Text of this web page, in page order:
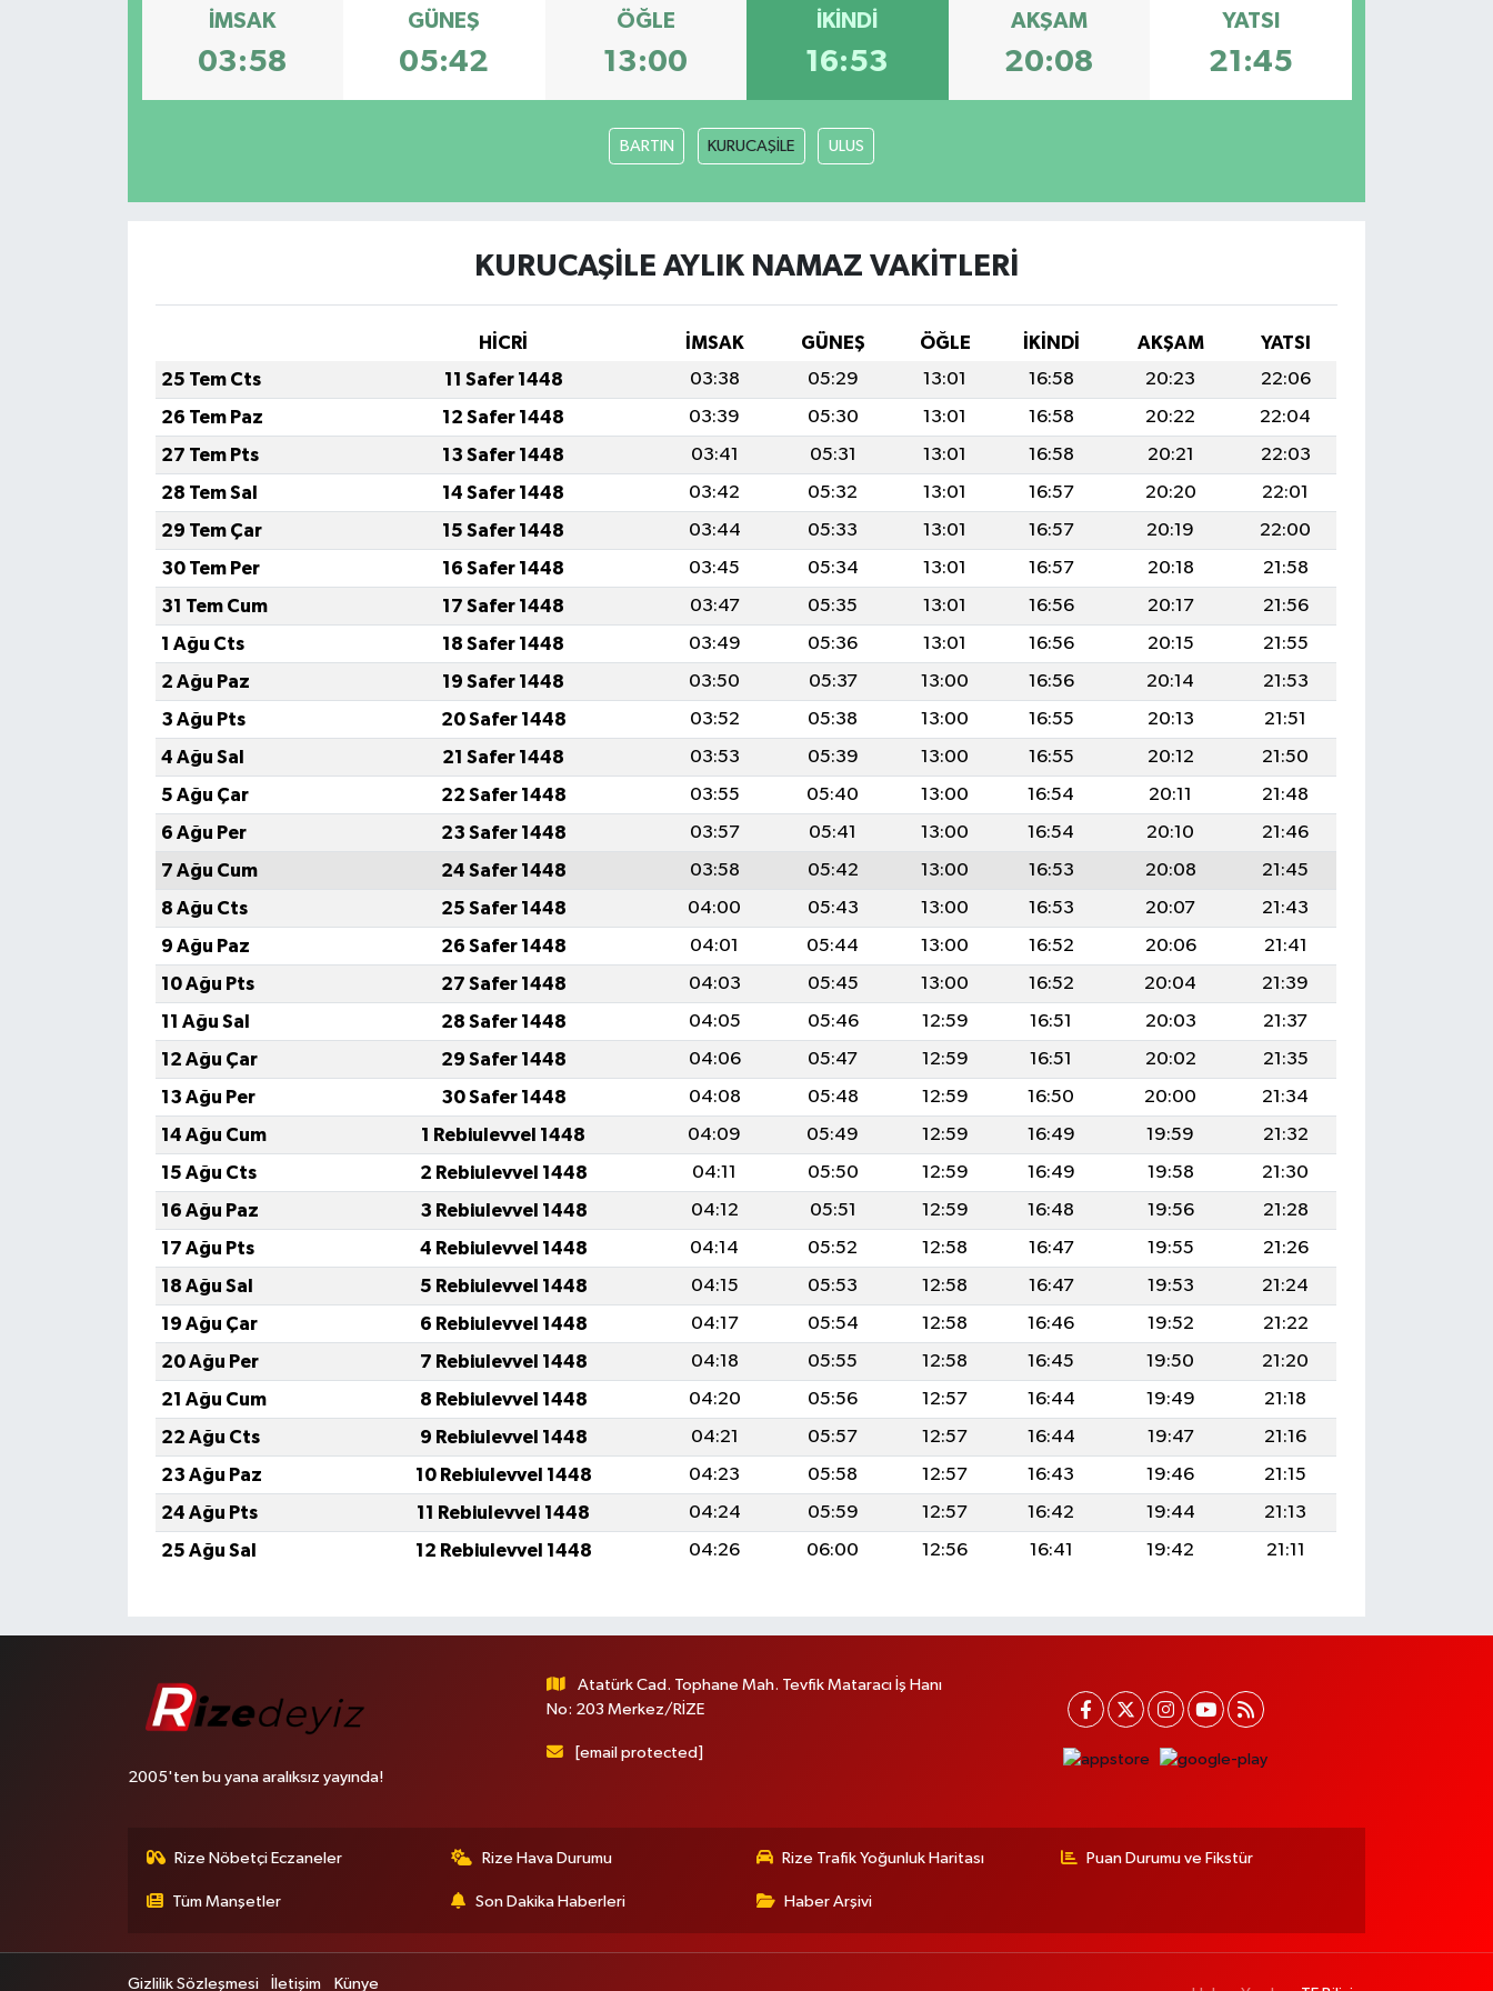
İMSAK
03:58
GÜNEŞ
05:42
ÖĞLE
13:00
İKINDI
16:53
AKŞAM
20:08
YATSI
21:45
BARTIN KURUCAŞİLE ULUS
KURUCAŞİLE AYLIK NAMAZ VAKITLERI
HİCRİ İMSAK GÜNEŞ ÖĞLE İKINDI AKŞAM
YATSI
25 Tem Cts
11 Safer 1448 03:38 05:29 13:01 16:58 20:23
22:06
26 Tem Paz
12 Safer 1448 03:39 05:30 13:01 16:58 20:22
22:04
27 Tem Pts
13 Safer 1448 03:41 05:31 13:01 16:58 20:21
22:03
28 Tem Sal
14 Safer 1448 03:42 05:32 13:01 16:57 20:20
22:01
29 Tem Çar
15 Safer 1448 03:44 05:33 13:01 16:57 20:19
22:00
30 Tem Per
16 Safer 1448 03:45 05:34 13:01 16:57 20:18
21:58
31 Tem Cum
17 Safer 1448 03:47 05:35 13:01 16:56 20:17
21:56
1 Ağu Cts
18 Safer 1448 03:49 05:36 13:01 16:56 20:15
21:55
2 Ağu Paz
19 Safer 1448 03:50 05:37 13:00 16:56 20:14
21:53
3 Ağu Pts
20 Safer 1448 03:52 05:38 13:00 16:55 20:13
21:51
4 Ağu Sal
21 Safer 1448 03:53 05:39 13:00 16:55 20:12
21:50
5 Ağu Çar
22 Safer 1448 03:55 05:40 13:00 16:54 20:11
21:48
6 Ağu Per
23 Safer 1448 03:57 05:41 13:00 16:54 20:10
21:46
7 Ağu Cum
24 Safer 1448 03:58 05:42 13:00 16:53 20:08
21:45
8 Ağu Cts
25 Safer 1448 04:00 05:43 13:00 16:53 20:07
21:43
9 Ağu Paz
26 Safer 1448 04:01 05:44 13:00 16:52 20:06
21:41
10 Ağu Pts
27 Safer 1448 04:03 05:45 13:00 16:52 20:04
21:39
11 Ağu Sal
28 Safer 1448 04:05 05:46 12:59 16:51 20:03
21:37
12 Ağu Çar
29 Safer 1448 04:06 05:47 12:59 16:51 20:02
21:35
13 Ağu Per
30 Safer 1448 04:08 05:48 12:59 16:50 20:00
21:34
14 Ağu Cum
1 Rebiulevvel 1448 04:09 05:49 12:59 16:49 19:59
21:32
15 Ağu Cts
2 Rebiulevvel 1448 04:11 05:50 12:59 16:49 19:58
21:30
16 Ağu Paz
3 Rebiulevvel 1448 04:12 05:51 12:59 16:48 19:56
21:28
17 Ağu Pts
4 Rebiulevvel 1448 04:14 05:52 12:58 16:47 19:55
21:26
18 Ağu Sal
5 Rebiulevvel 1448 04:15 05:53 12:58 16:47 19:53
21:24
19 Ağu Çar
6 Rebiulevvel 1448 04:17 05:54 12:58 16:46 19:52
21:22
20 Ağu Per
7 Rebiulevvel 1448 04:18 05:55 12:58 16:45 19:50
21:20
21 Ağu Cum
8 Rebiulevvel 1448 04:20 05:56 12:57 16:44 19:49
21:18
22 Ağu Cts
9 Rebiulevvel 1448 04:21 05:57 12:57 16:44 19:47
21:16
23 Ağu Paz
10 Rebiulevvel 1448 04:23 05:58 12:57 16:43 19:46
21:15
24 Ağu Pts
11 Rebiulevvel 1448 04:24 05:59 12:57 16:42 19:44
21:13
25 Ağu Sal
12 Rebiulevvel 1448 04:26 06:00 12:56 16:41 19:42 21:11
2005'ten bu yana aralıksız yayında!
Atatürk Cad. Tophane Mah. Tevfik Mataracı İş Hanı
No: 203 Merkez/RİZE
[email protected]
Rize Nöbetçi Eczaneler Rize Hava Durumu Rize Trafik Yoğunluk Haritası Puan Durumu ve Fikstür
Tüm Manşetler Son Dakika Haberleri Haber Arşivi
Gizlilik Sözleşmesi İletişim Künye